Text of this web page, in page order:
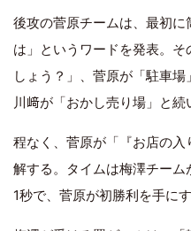
後攻の菅原チームは、最初
は」というワードを発表。
しょう？」、菅原が「駐車場
川﨑が「おかし売り場」と続
程なく、菅原が「『お店の
解する。タイムは梅澤チー
1秒で、菅原が初勝利を手にす